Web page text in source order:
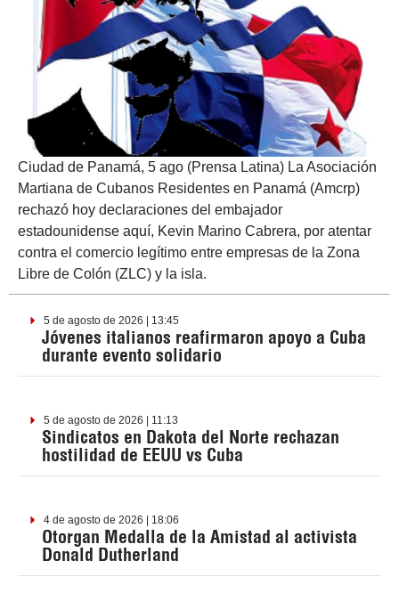
Ciudad de Panamá, 5 ago (Prensa Latina) La Asociación
Martiana de Cubanos Residentes en Panamá (Amcrp)
rechazó hoy declaraciones del embajador
estadounidense aquí, Kevin Marino Cabrera, por atentar
contra el comercio legítimo entre empresas de la Zona
Libre de Colón (ZLC) y la isla.
5 de agosto de 2026 | 13:45
Jóvenes italianos reafirmaron apoyo a Cuba
durante evento solidario
5 de agosto de 2026 | 11:13
Sindicatos en Dakota del Norte rechazan
hostilidad de EEUU vs Cuba
4 de agosto de 2026 | 18:06
Otorgan Medalla de la Amistad al activista
Donald Dutherland